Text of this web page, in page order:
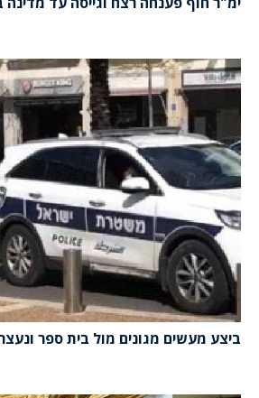
ביצע מעשים מגונים מול בית ספר